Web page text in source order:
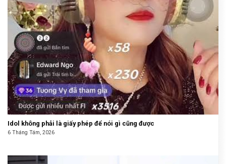
Idol không phải là giấy phép để nói gì cũng được
6 Tháng Tám, 2026